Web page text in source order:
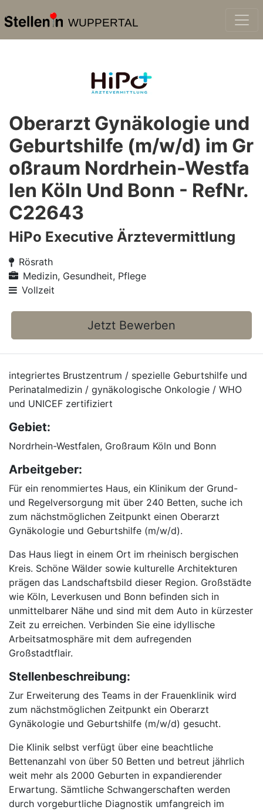
WUPPERTAL
Oberarzt Gynäkologie und
Geburtshilfe (m/w/d) im Gr
oßraum Nordrhein-Westfa
len Köln Und Bonn - RefNr.
C22643
HiPo Executive Ärztevermittlung
Rösrath
Medizin, Gesundheit, Pflege
Vollzeit
Jetzt Bewerben
integriertes Brustzentrum / spezielle Geburtshilfe und
Perinatalmedizin / gynäkologische Onkologie / WHO
und UNICEF zertifiziert
Gebiet:
Nordrhein-Westfalen, Großraum Köln und Bonn
Arbeitgeber:
Für ein renommiertes Haus, ein Klinikum der Grund-
und Regelversorgung mit über 240 Betten, suche ich
zum nächstmöglichen Zeitpunkt einen Oberarzt
Gynäkologie und Geburtshilfe (m/w/d).
Das Haus liegt in einem Ort im rheinisch bergischen
Kreis. Schöne Wälder sowie kulturelle Architekturen
prägen das Landschaftsbild dieser Region. Großstädte
wie Köln, Leverkusen und Bonn befinden sich in
unmittelbarer Nähe und sind mit dem Auto in kürzester
Zeit zu erreichen. Verbinden Sie eine idyllische
Arbeitsatmosphäre mit dem aufregenden
Großstadtflair.
Stellenbeschreibung:
Zur Erweiterung des Teams in der Frauenklinik wird
zum nächstmöglichen Zeitpunkt ein Oberarzt
Gynäkologie und Geburtshilfe (m/w/d) gesucht.
Die Klinik selbst verfügt über eine beachtliche
Bettenanzahl von über 50 Betten und betreut jährlich
weit mehr als 2000 Geburten in expandierender
Erwartung. Sämtliche Schwangerschaften werden
durch vorgeburtliche Diagnostik umfangreich im